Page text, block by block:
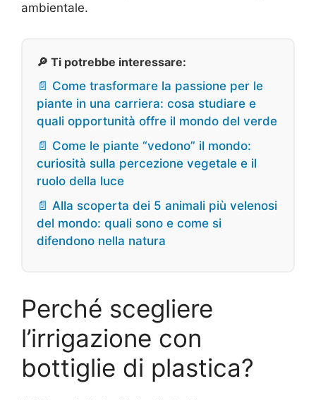
ambientale.
🔎 Ti potrebbe interessare:
📄 Come trasformare la passione per le
piante in una carriera: cosa studiare e
quali opportunità offre il mondo del verde
📄 Come le piante “vedono” il mondo:
curiosità sulla percezione vegetale e il
ruolo della luce
📄 Alla scoperta dei 5 animali più velenosi
del mondo: quali sono e come si
difendono nella natura
Perché scegliere
l’irrigazione con
bottiglie di plastica?